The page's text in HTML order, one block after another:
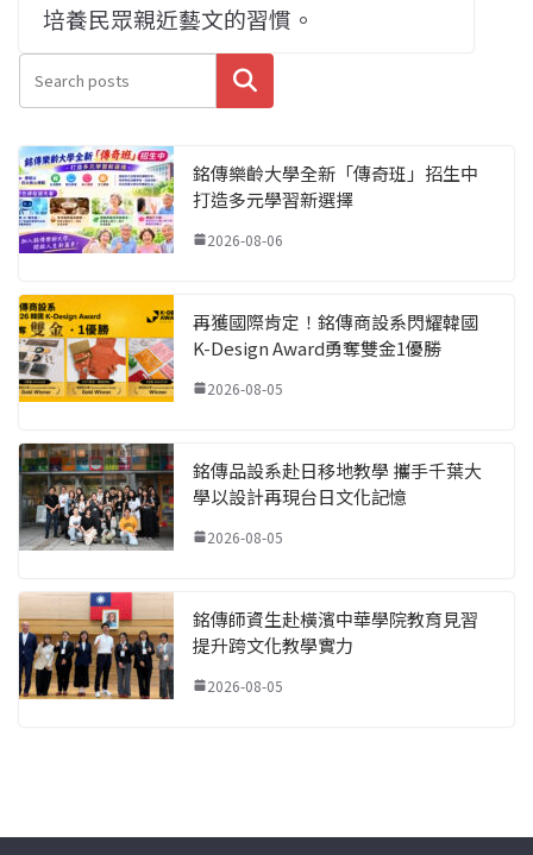
培養民眾親近藝文的習慣。
搜尋
銘傳樂齡大學全新「傳奇班」招生中
打造多元學習新選擇
2026-08-06
再獲國際肯定！銘傳商設系閃耀韓國
K-Design Award勇奪雙金1優勝
2026-08-05
銘傳品設系赴日移地教學 攜手千葉大
學以設計再現台日文化記憶
2026-08-05
銘傳師資生赴橫濱中華學院教育見習
提升跨文化教學實力
2026-08-05